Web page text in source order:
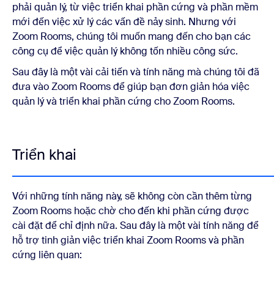
phải quản lý, từ việc triển khai phần cứng và phần mềm
mới đến việc xử lý các vấn đề nảy sinh. Nhưng với
Zoom Rooms, chúng tôi muốn mang đến cho bạn các
công cụ để việc quản lý không tốn nhiều công sức.
Sau đây là một vài cải tiến và tính năng mà chúng tôi đã
đưa vào Zoom Rooms để giúp bạn đơn giản hóa việc
quản lý và triển khai phần cứng cho Zoom Rooms.
Triển khai
Với những tính năng này, sẽ không còn cần thêm từng
Zoom Rooms hoặc chờ cho đến khi phần cứng được
cài đặt để chỉ định nữa. Sau đây là một vài tính năng để
hỗ trợ tinh giản việc triển khai Zoom Rooms và phần
cứng liên quan: